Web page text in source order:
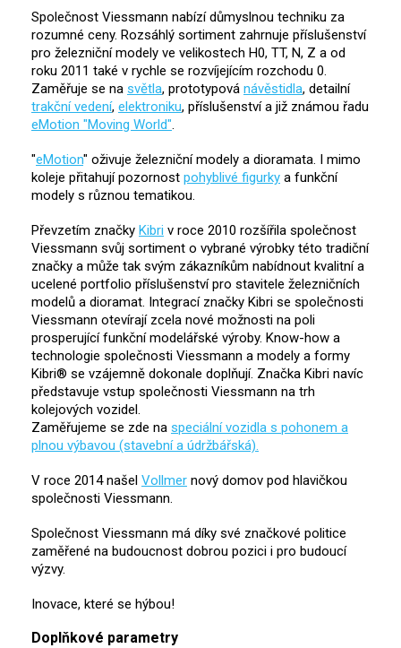
Společnost Viessmann nabízí důmyslnou techniku za
rozumné ceny. Rozsáhlý sortiment zahrnuje příslušenství
pro železniční modely ve velikostech H0, TT, N, Z a od
roku 2011 také v rychle se rozvíjejícím rozchodu 0.
Zaměřuje se na světla, prototypová návěstidla, detailní
trakční vedení, elektroniku, příslušenství a již známou řadu
eMotion "Moving World".
"eMotion" oživuje železniční modely a dioramata. I mimo
koleje přitahují pozornost pohyblivé figurky a funkční
modely s různou tematikou.
Převzetím značky Kibri v roce 2010 rozšířila společnost
Viessmann svůj sortiment o vybrané výrobky této tradiční
značky a může tak svým zákazníkům nabídnout kvalitní a
ucelené portfolio příslušenství pro stavitele železničních
modelů a dioramat. Integrací značky Kibri se společnosti
Viessmann otevírají zcela nové možnosti na poli
prosperující funkční modelářské výroby. Know-how a
technologie společnosti Viessmann a modely a formy
Kibri® se vzájemně dokonale doplňují. Značka Kibri navíc
představuje vstup společnosti Viessmann na trh
kolejových vozidel.
Zaměřujeme se zde na speciální vozidla s pohonem a
plnou výbavou (stavební a údržbářská).
V roce 2014 našel Vollmer nový domov pod hlavičkou
společnosti Viessmann.
Společnost Viessmann má díky své značkové politice
zaměřené na budoucnost dobrou pozici i pro budoucí
výzvy.
Inovace, které se hýbou!
Doplňkové parametry